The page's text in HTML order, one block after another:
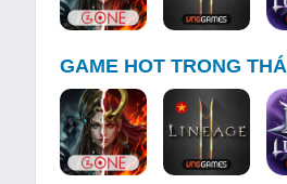
GAME HOT TRONG